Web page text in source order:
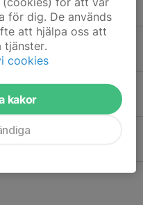
för dig. De används
att hjälpa oss att
tjänster.
cookies
kakor